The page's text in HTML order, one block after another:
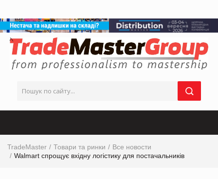
TradeMaster Товари та ринки
Все новости
Walmart спрощує вхідну логістику для постачальників